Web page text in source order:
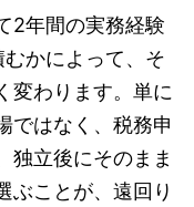
2年間の実務経験
かによって、そ
変わります。単に
ではなく、税務申
独立後にそのまま
ぶことが、遠回り